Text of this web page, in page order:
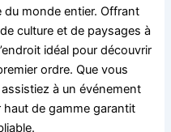
du monde entier. Offrant
culture et de paysages à
idéal pour découvrir
ordre. Que vous
à un événement
de gamme garantit